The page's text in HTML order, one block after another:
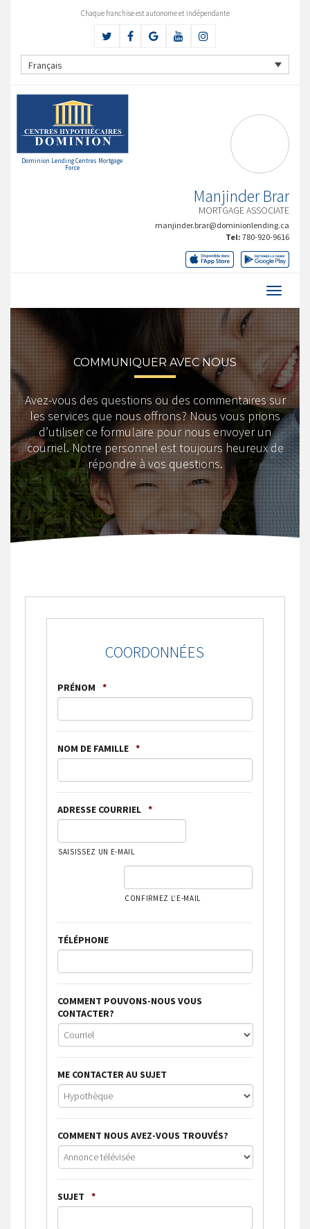
Chaque franchise est autonome et indépendante
Français
Dominion Lending Centres Mortgage
Force
Manjinder Brar
MORTGAGE ASSOCIATE
manjinder.brar@dominionlending.ca
Tel: 780-920-9616
COMMUNIQUER AVEC NOUS
Avez-vous des questions ou des commentaires sur
les services que nous offrons? Nous vous prions
d’utiliser ce formulaire pour nous envoyer un
courriel. Notre personnel est toujours heureux de
répondre à vos questions.
COORDONNÉES
PRÉNOM *
NOM DE FAMILLE *
ADRESSE COURRIEL *
SAISISSEZ UN E-MAIL
CONFIRMEZ L’E-MAIL
TÉLÉPHONE
COMMENT POUVONS-NOUS VOUS
CONTACTER?
ME CONTACTER AU SUJET
COMMENT NOUS AVEZ-VOUS TROUVÉS?
SUJET *